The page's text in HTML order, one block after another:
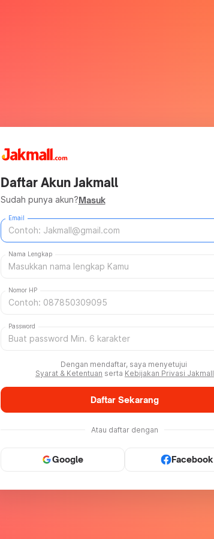
Daftar Akun Jakmall
Sudah punya akun?Masuk
Email
Nama Lengkap
Nomor HP
Password
Dengan mendaftar, saya menyetujui
Syarat & Ketentuan serta Kebijakan Privasi Jakmall
Daftar Sekarang
Atau daftar dengan
Google Facebook